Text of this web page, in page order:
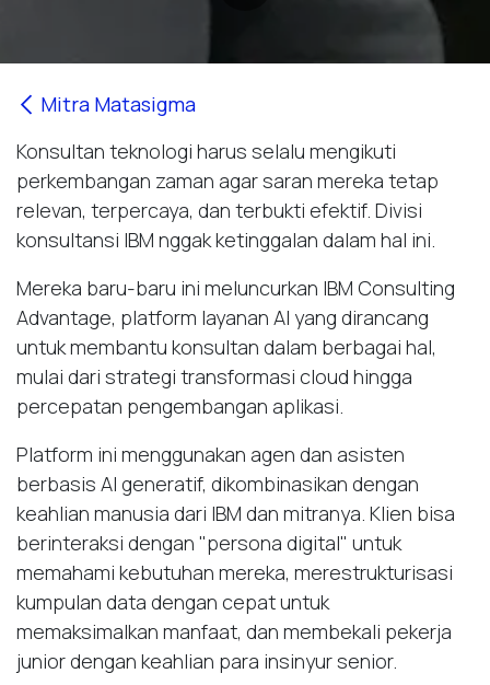
Mitra Matasigma
Konsultan teknologi harus selalu mengikuti
perkembangan zaman agar saran mereka tetap
relevan, terpercaya, dan terbukti efektif. Divisi
konsultansi IBM nggak ketinggalan dalam hal ini.
Mereka baru-baru ini meluncurkan IBM Consulting
Advantage, platform layanan AI yang dirancang
untuk membantu konsultan dalam berbagai hal,
mulai dari strategi transformasi cloud hingga
percepatan pengembangan aplikasi.
Platform ini menggunakan agen dan asisten
berbasis AI generatif, dikombinasikan dengan
keahlian manusia dari IBM dan mitranya. Klien bisa
berinteraksi dengan "persona digital" untuk
memahami kebutuhan mereka, merestrukturisasi
kumpulan data dengan cepat untuk
memaksimalkan manfaat, dan membekali pekerja
junior dengan keahlian para insinyur senior.